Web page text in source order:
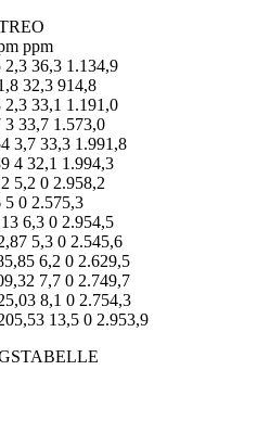
ppm
2,3 36,3 1.134,9
32,3 914,8
2,3 33,1 1.191,0
3 33,7 1.573,0
3,7 33,3 1.991,8
4 32,1 1.994,3
5,2 0 2.958,2
5 0 2.575,3
6,3 0 2.954,5
5,3 0 2.545,6
6,2 0 2.629,5
7,7 0 2.749,7
8,1 0 2.754,3
13,5 0 2.953,9